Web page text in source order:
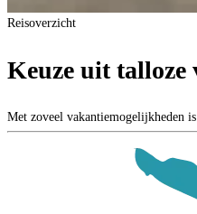
Reisoverzicht
Keuze uit talloze
Met zoveel vakantiemogelijkheden